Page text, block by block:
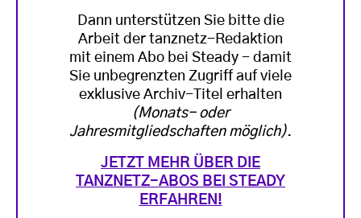
Dann unterstützen Sie bitte die
Arbeit der tanznetz-Redaktion
mit einem Abo bei Steady - damit
Sie unbegrenzten Zugriff auf viele
exklusive Archiv-Titel erhalten
(Monats- oder
Jahresmitgliedschaften möglich).
JETZT MEHR ÜBER DIE
TANZNETZ-ABOS BEI STEADY
ERFAHREN!